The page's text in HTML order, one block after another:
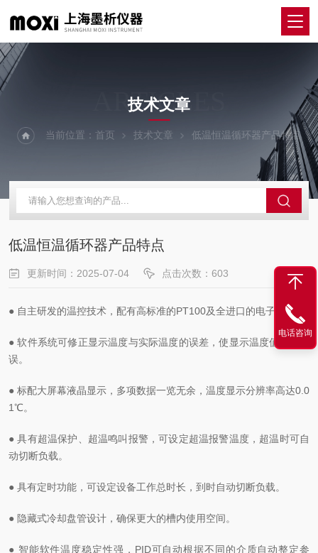
ARTICLES
技术文章
当前位置： 首页 技术文章 低温恒温循环器产品特点
低温恒温循环器产品特点
更新时间：2025-07-04 点击次数：603
● 自主研发的温控技术，配有高标准的PT100及全进口的电子元件。
● 软件系统可修正显示温度与实际温度的误差，使显示温度值准确无
误。
● 标配大屏幕液晶显示，多项数据一览无余，温度显示分辨率高达0.0
1℃。
● 具有超温保护、超温鸣叫报警，可设定超温报警温度，超温时可自
动切断负载。
● 具有定时功能，可设定设备工作总时长，到时自动切断负载。
● 隐藏式冷却盘管设计，确保更大的槽内使用空间。
● 智能软件温度稳定性强，PID可自动根据不同的介质自动整定参
电话咨询